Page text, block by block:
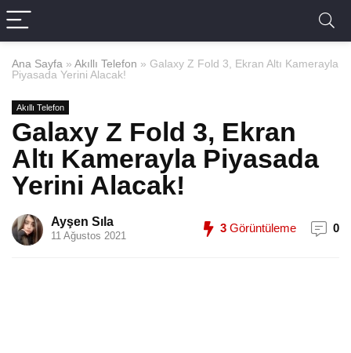
Ana Sayfa » Akıllı Telefon » Galaxy Z Fold 3, Ekran Altı Kamerayla
Piyasada Yerini Alacak!
Akıllı Telefon
Galaxy Z Fold 3, Ekran
Altı Kamerayla Piyasada
Yerini Alacak!
Ayşen Sıla
11 Ağustos 2021
3 Görüntüleme 0